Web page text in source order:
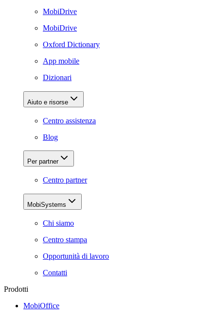
MobiDrive
MobiDrive
Oxford Dictionary
App mobile
Dizionari
Aiuto e risorse
Centro assistenza
Blog
Per partner
Centro partner
MobiSystems
Chi siamo
Centro stampa
Opportunità di lavoro
Contatti
Prodotti
MobiOffice